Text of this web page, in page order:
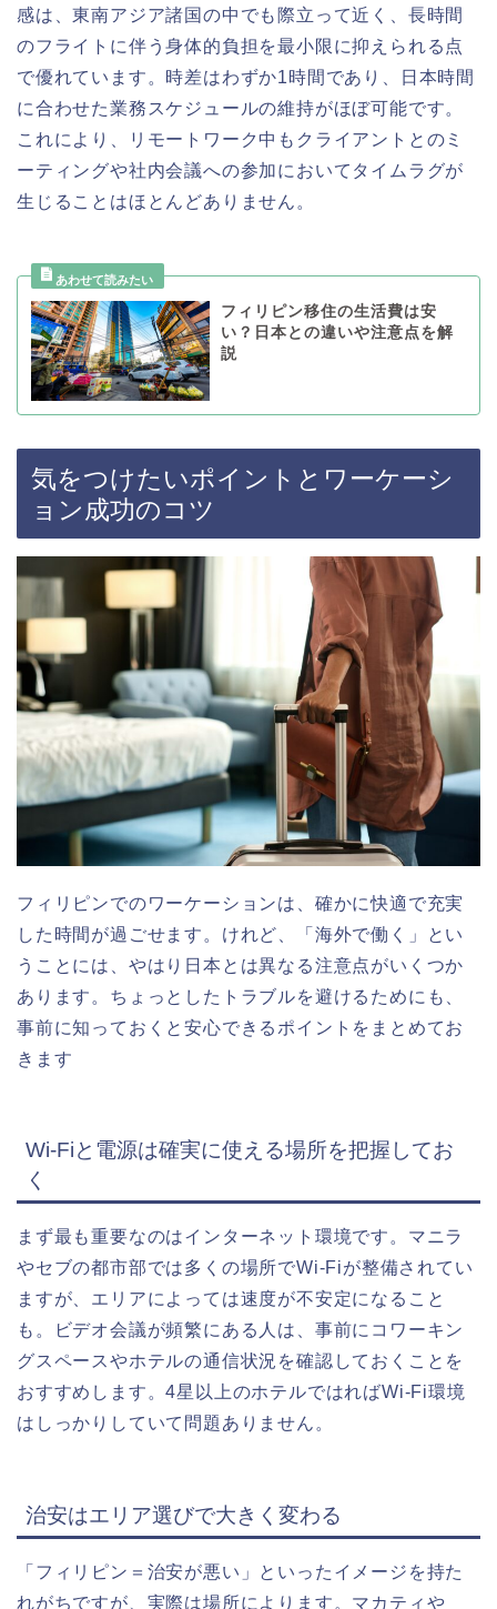
感は、東南アジア諸国の中でも際立って近く、長時間
のフライトに伴う身体的負担を最小限に抑えられる点
で優れています。 時差はわずか1時間 であり、日本時間
に合わせた業務スケジュールの維持がほぼ可能です。
これにより、リモートワーク中もクライアントとのミ
ーティングや社内会議への参加においてタイムラグが
生じることはほとんどありません。
フィリピン移住の生活費は安
い？日本との違いや注意点を解
説
気をつけたいポイントとワーケーシ
ョン成功のコツ
フィリピンでのワーケーションは、確かに快適で充実
した時間が過ごせます。けれど、「海外で働く」とい
うことには、やはり日本とは異なる注意点がいくつか
あります。ちょっとしたトラブルを避けるためにも、
事前に知っておくと安心できるポイントをまとめてお
きます
Wi-Fiと電源は確実に使える場所を把握してお
く
まず最も重要なのはインターネット環境です。マニラ
やセブの都市部では多くの場所でWi-Fiが整備されてい
ますが、エリアによっては速度が不安定になること
も。ビデオ会議が頻繁にある人は、 事前にコワーキン
グスペースやホテルの通信状況を確認しておく ことを
おすすめします。4星以上のホテルではればWi-Fi環境
はしっかりしていて問題ありません。
治安はエリア選びで大きく変わる
「フィリピン＝治安が悪い」といったイメージを持た
れがちですが、実際は場所によります。マカティや